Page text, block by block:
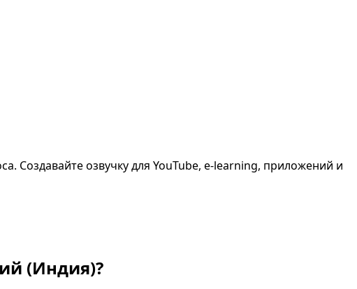
Создавайте озвучку для YouTube, e-learning, приложений и
(Индия)?